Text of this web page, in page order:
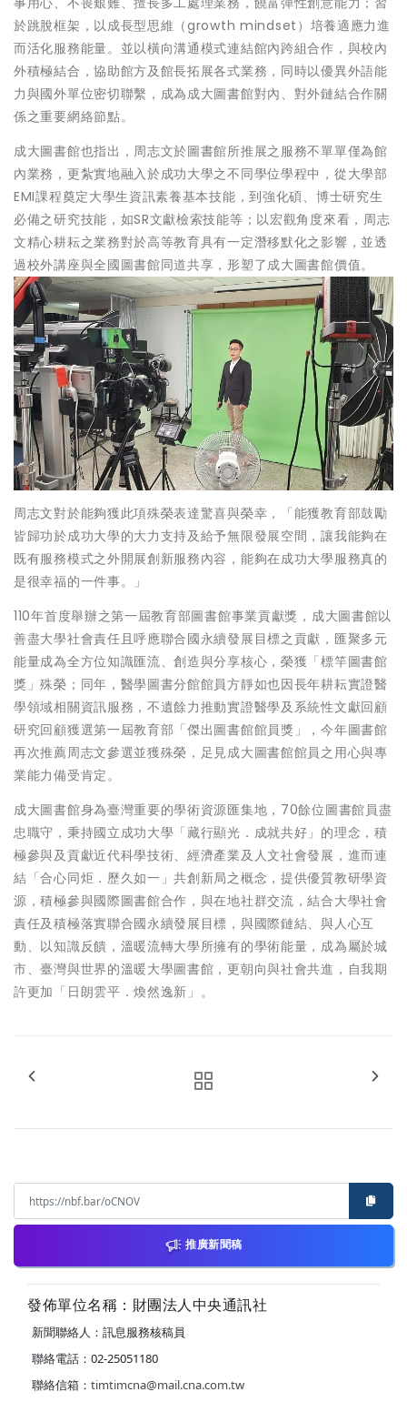
於跳脫框架，以成長型思維（growth mindset）培養適應力進
而活化服務能量。並以橫向溝通模式連結館內跨組合作，與校內
外積極結合，協助館方及館長拓展各式業務，同時以優異外語能
力與國外單位密切聯繫，成為成大圖書館對內、對外鏈結合作關
係之重要網絡節點。
成大圖書館也指出，周志文於圖書館所推展之服務不單單僅為館
內業務，更紮實地融入於成功大學之不同學位學程中，從大學部
EMI課程奠定大學生資訊素養基本技能，到強化碩、博士研究生
必備之研究技能，如SR文獻檢索技能等；以宏觀角度來看，周志
文精心耕耘之業務對於高等教育具有一定潛移默化之影響，並透
過校外講座與全國圖書館同道共享，形塑了成大圖書館價值。
周志文對於能夠獲此項殊榮表達驚喜與榮幸，「能獲教育部鼓勵
皆歸功於成功大學的大力支持及給予無限發展空間，讓我能夠在
既有服務模式之外開展創新服務內容，能夠在成功大學服務真的
是很幸福的一件事。」
110年首度舉辦之第一屆教育部圖書館事業貢獻獎，成大圖書館以
善盡大學社會責任且呼應聯合國永續發展目標之貢獻，匯聚多元
能量成為全方位知識匯流、創造與分享核心，榮獲「標竿圖書館
獎」殊榮；同年，醫學圖書分館館員方靜如也因長年耕耘實證醫
學領域相關資訊服務，不遺餘力推動實證醫學及系統性文獻回顧
研究回顧獲選第一屆教育部「傑出圖書館館員獎」，今年圖書館
再次推薦周志文參選並獲殊榮，足見成大圖書館館員之用心與專
業能力備受肯定。
成大圖書館身為臺灣重要的學術資源匯集地，70餘位圖書館員盡
忠職守，秉持國立成功大學「藏行顯光．成就共好」的理念，積
極參與及貢獻近代科學技術、經濟產業及人文社會發展，進而連
結「合心同炬．歷久如一」共創新局之概念，提供優質教研學資
源，積極參與國際圖書館合作，與在地社群交流，結合大學社會
責任及積極落實聯合國永續發展目標，與國際鏈結、與人心互
動、以知識反饋，溫暖流轉大學所擁有的學術能量，成為屬於城
市、臺灣與世界的溫暖大學圖書館，更朝向與社會共進，自我期
許更加「日朗雲平．煥然逸新」。
推廣新聞稿
發佈單位名稱：財團法人中央通訊社
新聞聯絡人：訊息服務核稿員
聯絡電話：02-25051180
聯絡信箱： timtimcna@mail.cna.com.tw